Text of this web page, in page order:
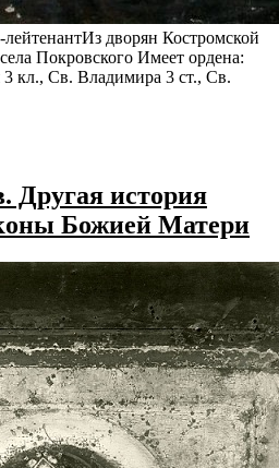
лейтенантИз дворян Костромской
Покровского Имеет ордена:
кл., Св. Владимира 3 ст., Св.
Другая история
Божией Матери